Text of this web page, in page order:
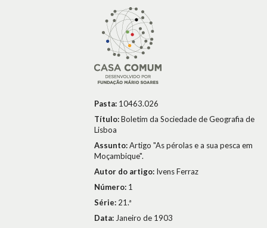
Pasta: 10463.026
Título:Boletim da Sociedade de Geografia de
Lisboa
Assunto:Artigo "As pérolas e a sua pesca em
Moçambique".
Autor do artigo: Ivens Ferraz
Número: 1
Série: 21.ª
Data: Janeiro de 1903